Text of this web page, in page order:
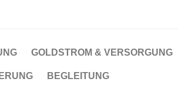
GOLDSTROM & VERSORGUNG
BEGLEITUNG